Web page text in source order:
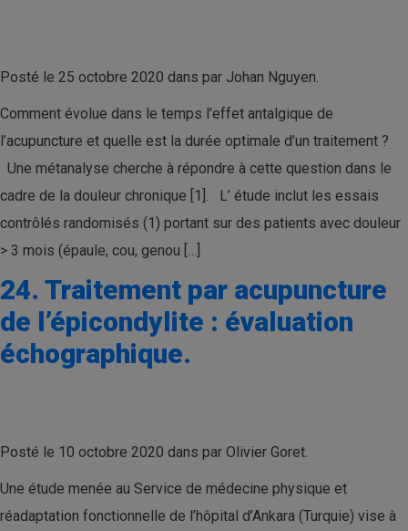
Posté le 25 octobre 2020 dans par Johan Nguyen.
Comment évolue dans le temps l’effet antalgique de
l’acupuncture et quelle est la durée optimale d’un traitement ?
Une métanalyse cherche à répondre à cette question dans le
cadre de la douleur chronique [1]. L’ étude inclut les essais
contrôlés randomisés (1) portant sur des patients avec douleur
> 3 mois (épaule, cou, genou […]
24. Traitement par acupuncture
de l’épicondylite : évaluation
échographique.
Posté le 10 octobre 2020 dans par Olivier Goret.
Une étude menée au Service de médecine physique et
réadaptation fonctionnelle de l’hôpital d’Ankara (Turquie) vise à